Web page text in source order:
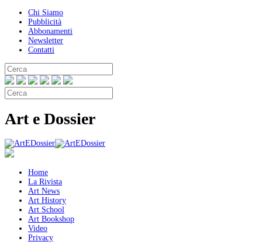
Chi Siamo
Pubblicità
Abbonamenti
Newsletter
Contatti
Art e Dossier
Home
La Rivista
Art News
Art History
Art School
Art Bookshop
Video
Privacy